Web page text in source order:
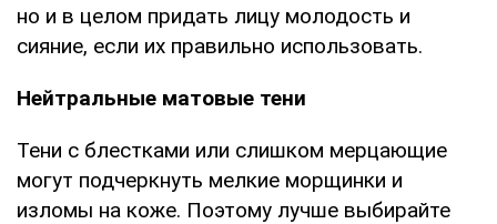
но и в целом придать лицу молодость и
сияние, если их правильно использовать.
Нейтральные матовые тени
Тени с блестками или слишком мерцающие
могут подчеркнуть мелкие морщинки и
изломы на коже. Поэтому лучше выбирайте